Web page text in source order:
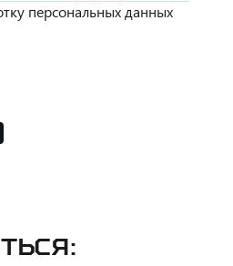
персональных данных